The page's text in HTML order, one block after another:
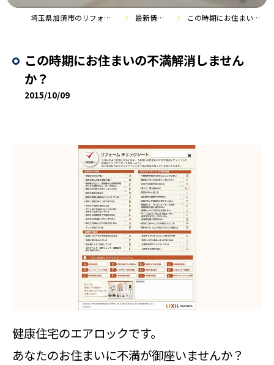
埼玉県加須市のリフォームなら株式会社エアロック 最新情報・施工事例 この時期にお住まいの不満解消しませんか？
この時期にお住まいの不満解消しません
か？
2015/10/09
健康住宅のエアロックです。
あなたのお住まいに不満が御座いませんか？